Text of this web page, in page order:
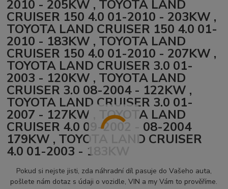
2010 - 205KW , TOYOTA LAND
CRUISER 150 4.0 01-2010 - 203KW ,
TOYOTA LAND CRUISER 150 4.0 01-
2010 - 183KW , TOYOTA LAND
CRUISER 150 4.0 01-2010 - 207KW ,
TOYOTA LAND CRUISER 3.0 01-
2003 - 120KW , TOYOTA LAND
CRUISER 3.0 08-2004 - 122KW ,
TOYOTA LAND CRUISER 3.0 01-
2007 - 127KW , TOYOTA LAND
CRUISER 4.0 09-2002 - 08-2004
179KW , TOYOTA LAND CRUISER
4.0 01-2003 - 183KW
Pokud si nejste jisti, zda náhradní díl pasuje do Vašeho auta,
pošlete nám dotaz s údaji o vozidle, VIN a my Vám to prověříme.